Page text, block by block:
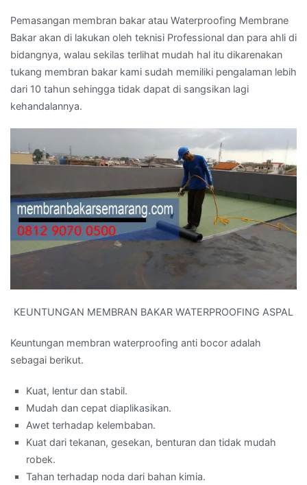
Pemasangan membran bakar atau Waterproofing Membrane
Bakar akan di lakukan oleh teknisi Professional dan para ahli di
bidangnya, walau sekilas terlihat mudah hal itu dikarenakan
tukang membran bakar kami sudah memiliki pengalaman lebih
dari 10 tahun sehingga tidak dapat di sangsikan lagi
kehandalannya.
KEUNTUNGAN MEMBRAN BAKAR WATERPROOFING ASPAL
Keuntungan membran waterproofing anti bocor adalah
sebagai berikut.
Kuat, lentur dan stabil.
Mudah dan cepat diaplikasikan.
Awet terhadap kelembaban.
Kuat dari tekanan, gesekan, benturan dan tidak mudah
robek.
Tahan terhadap noda dari bahan kimia.